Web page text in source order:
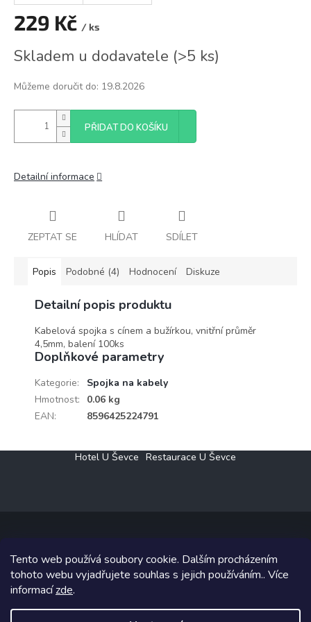
Tento web používá soubory cookie. Dalším procházením
tohoto webu vyjadřujete souhlas s jejich používáním.. Více
informacízde.
229 Kč / ks
cena:
Skladem u dodavatele (>5 ks)
Můžeme doručit do: 19.8.2026
PŘIDAT DO KOŠÍKU
Detailní informace
ZEPTAT SE HLÍDAT SDÍLET
Popis Podobné (4) Hodnocení Diskuze
Detailní popis produktu
Kabelová spojka s cínem a bužírkou, vnitřní průměr
4,5mm, balení 100ks
Doplňkové parametry
Kategorie:
Spojka na kabely
Hmotnost:
0.06 kg
EAN: 8596425224791
Hotel U Ševce Restaurace U Ševce
Copyright 2026Elektro Klesný s.r.o.. Všechna práva vyhrazena.
Grafický návrh vytvořil a na Shoptet implementoval
Shoptetak.cz.